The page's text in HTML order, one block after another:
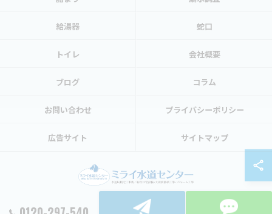
給湯器 蛇口
トイレ 会社概要
ブログ コラム
お問い合わせ プライバシーポリシー
広告サイト サイトマップ